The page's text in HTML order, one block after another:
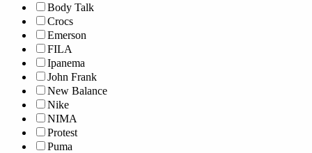
Body Talk
Crocs
Emerson
FILA
Ipanema
John Frank
New Balance
Nike
NIMA
Protest
Puma